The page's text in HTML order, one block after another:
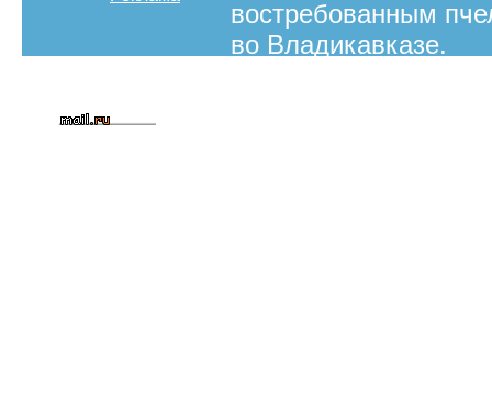
востребованным
во Владикавказе.